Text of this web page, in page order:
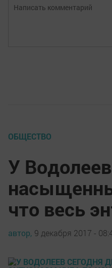
ОБЩЕСТВО
У
что весь
автор, 9 декабря 2017 -